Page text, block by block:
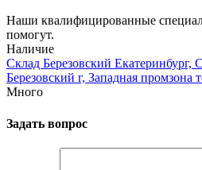
Наши квалифицированные
помогут.
Наличие
Склад Березовский Екатеринбург,
Березовский г, Западная промзона
Много
Задать вопрос